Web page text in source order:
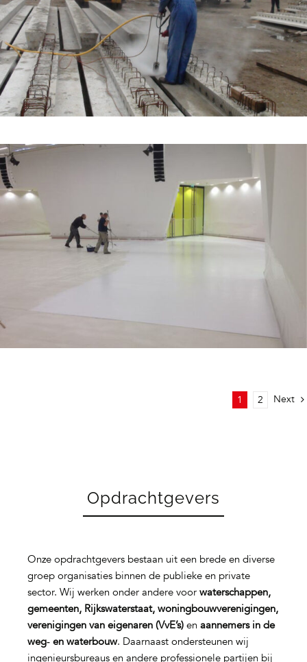
1 2 Next
Opdrachtgevers
Onze opdrachtgevers bestaan uit een brede en diverse
groep organisaties binnen de publieke en private
sector. Wij werken onder andere voor waterschappen,
gemeenten, Rijkswaterstaat, woningbouwverenigingen,
verenigingen van eigenaren (VvE’s)en aannemers in de
weg‑ en waterbouw. Daarnaast ondersteunen wij
ingenieursbureaus en andere professionele partijen bij